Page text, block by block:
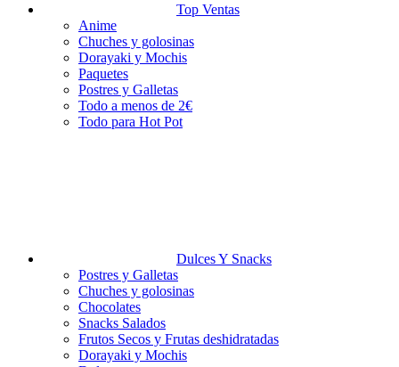
Top Ventas
Anime
Chuches y golosinas
Dorayaki y Mochis
Paquetes
Postres y Galletas
Todo a menos de 2€
Todo para Hot Pot
Dulces Y Snacks
Postres y Galletas
Chuches y golosinas
Chocolates
Snacks Salados
Frutos Secos y Frutas deshidratadas
Dorayaki y Mochis